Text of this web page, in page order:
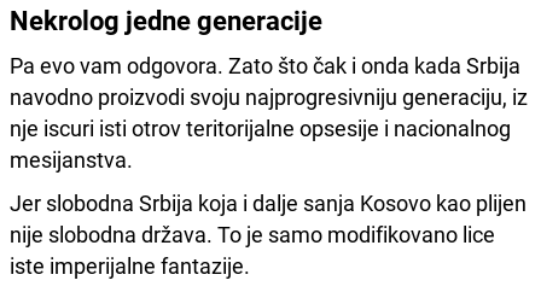
Nekrolog jedne generacije
Pa evo vam odgovora. Zato što čak i onda kada Srbija
navodno proizvodi svoju najprogresivniju generaciju, iz
nje iscuri isti otrov teritorijalne opsesije i nacionalnog
mesijanstva.
Jer slobodna Srbija koja i dalje sanja Kosovo kao plijen
nije slobodna država. To je samo modifikovano lice
iste imperijalne fantazije.